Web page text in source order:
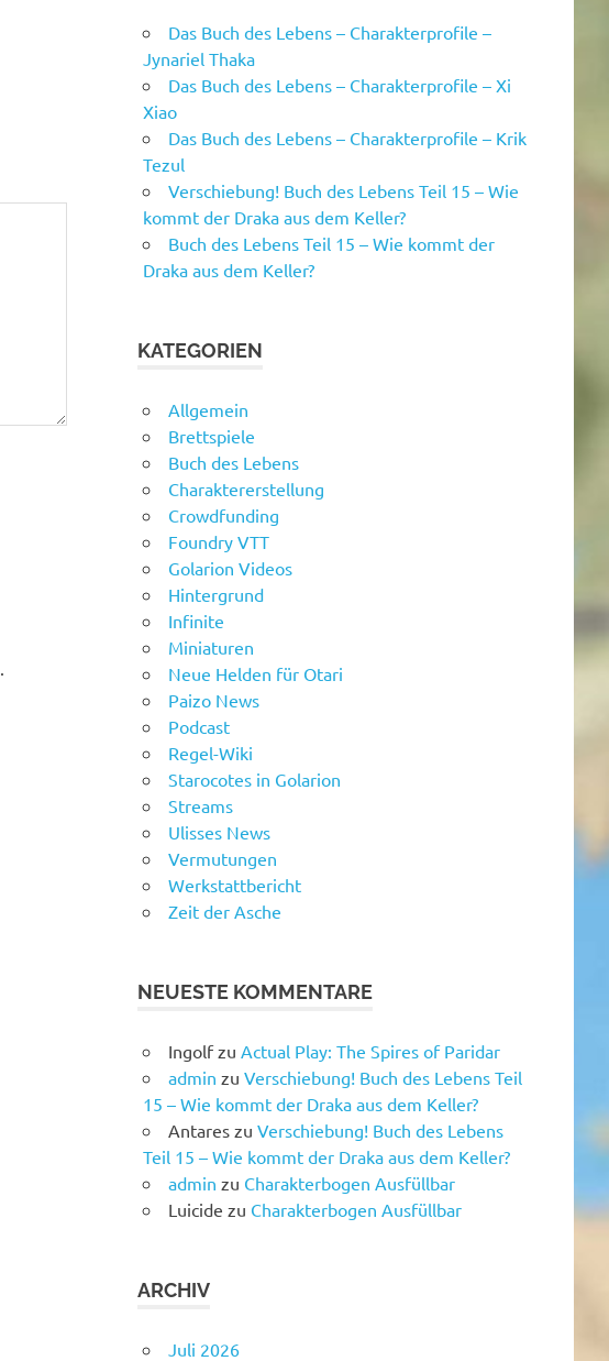
Das Buch des Lebens – Charakterprofile –
Jynariel Thaka
Das Buch des Lebens – Charakterprofile – Xi
Xiao
Das Buch des Lebens – Charakterprofile – Krik
Tezul
Verschiebung! Buch des Lebens Teil 15 – Wie
kommt der Draka aus dem Keller?
Buch des Lebens Teil 15 – Wie kommt der
Draka aus dem Keller?
KATEGORIEN
Allgemein
Brettspiele
Buch des Lebens
Charaktererstellung
Crowdfunding
Foundry VTT
Golarion Videos
Hintergrund
Infinite
Miniaturen
Neue Helden für Otari
Paizo News
Podcast
Regel-Wiki
Starocotes in Golarion
Streams
Ulisses News
Vermutungen
Werkstattbericht
Zeit der Asche
NEUESTE KOMMENTARE
Ingolfzu Actual Play: The Spires of Paridar
admin zu Verschiebung! Buch des Lebens Teil
15 – Wie kommt der Draka aus dem Keller?
Antares zu Verschiebung! Buch des Lebens
Teil 15 – Wie kommt der Draka aus dem Keller?
admin zu Charakterbogen Ausfüllbar
Luicide zu Charakterbogen Ausfüllbar
ARCHIV
Juli 2026